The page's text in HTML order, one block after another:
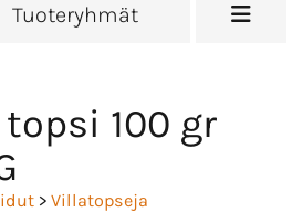
Tuoteryhmät
100 gr
> Villatopseja